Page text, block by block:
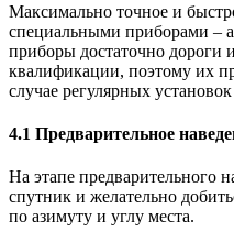
Максимально точное и
специальными приборами –
приборы достаточно дороги
квалификации, поэтому их
случае регулярных
4.1 Предварительное
На этапе предварительного
спутник и желательно
по азимуту и углу места.